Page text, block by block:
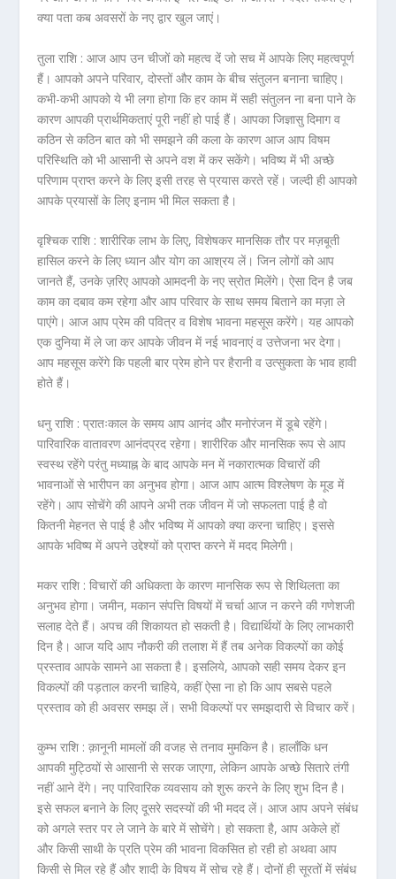
क्या पता कब अवसरों के नए द्वार खुल जाएं।
तुला राशि : आज आप उन चीजों को महत्व दें जो सच में आपके लिए महत्वपूर्ण
हैं। आपको अपने परिवार, दोस्तों और काम के बीच संतुलन बनाना चाहिए।
कभी-कभी आपको ये भी लगा होगा कि हर काम में सही संतुलन ना बना पाने के
कारण आपकी प्रार्थमिकताएं पूरी नहीं हो पाई हैं। आपका जिज्ञासु दिमाग व
कठिन से कठिन बात को भी समझने की कला के कारण आज आप विषम
परिस्थिति को भी आसानी से अपने वश में कर सकेंगे। भविष्य में भी अच्छे
परिणाम प्राप्त करने के लिए इसी तरह से प्रयास करते रहें। जल्दी ही आपको
आपके प्रयासों के लिए इनाम भी मिल सकता है।
वृश्चिक राशि : शारीरिक लाभ के लिए, विशेषकर मानसिक तौर पर मज़बूती
हासिल करने के लिए ध्यान और योग का आश्रय लें। जिन लोगों को आप
जानते हैं, उनके ज़रिए आपको आमदनी के नए स्रोत मिलेंगे। ऐसा दिन है जब
काम का दबाव कम रहेगा और आप परिवार के साथ समय बिताने का मज़ा ले
पाएंगे। आज आप प्रेम की पवित्र व विशेष भावना महसूस करेंगे। यह आपको
एक दुनिया में ले जा कर आपके जीवन में नई भावनाएं व उत्तेजना भर देगा।
आप महसूस करेंगे कि पहली बार प्रेम होने पर हैरानी व उत्सुकता के भाव हावी
होते हैं।
धनु राशि : प्रातःकाल के समय आप आनंद और मनोरंजन में डूबे रहेंगे।
पारिवारिक वातावरण आनंदप्रद रहेगा। शारीरिक और मानसिक रूप से आप
स्वस्थ रहेंगे परंतु मध्याह्न के बाद आपके मन में नकारात्मक विचारों की
भावनाओं से भारीपन का अनुभव होगा। आज आप आत्म विश्लेषण के मूड में
रहेंगे। आप सोचेंगे की आपने अभी तक जीवन में जो सफलता पाई है वो
कितनी मेहनत से पाई है और भविष्य में आपको क्या करना चाहिए। इससे
आपके भविष्य में अपने उद्देश्यों को प्राप्त करने में मदद मिलेगी।
मकर राशि :विचारों की अधिकता के कारण मानसिक रूप से शिथिलता का
अनुभव होगा। जमीन, मकान संपत्ति विषयों में चर्चा आज न करने की गणेशजी
सलाह देते हैं। अपच की शिकायत हो सकती है। विद्यार्थियों के लिए लाभकारी
दिन है। आज यदि आप नौकरी की तलाश में हैं तब अनेक विकल्पों का कोई
प्रस्ताव आपके सामने आ सकता है। इसलिये, आपको सही समय देकर इन
विकल्पों की पड़ताल करनी चाहिये, कहीं ऐसा ना हो कि आप सबसे पहले
प्रस्ताव को ही अवसर समझ लें। सभी विकल्पों पर समझदारी से विचार करें।
कुम्भ राशि : क़ानूनी मामलों की वजह से तनाव मुमकिन है। हालाँकि धन
आपकी मुट्ठियों से आसानी से सरक जाएगा, लेकिन आपके अच्छे सितारे तंगी
नहीं आने देंगे। नए पारिवारिक व्यवसाय को शुरू करने के लिए शुभ दिन है।
इसे सफल बनाने के लिए दूसरे सदस्यों की भी मदद लें। आज आप अपने संबंध
को अगले स्तर पर ले जाने के बारे में सोचेंगे। हो सकता है, आप अकेले हों
और किसी साथी के प्रति प्रेम की भावना विकसित हो रही हो अथवा आप
किसी से मिल रहे हैं और शादी के विषय में सोच रहे हैं। दोनों ही सूरतों में संबंध